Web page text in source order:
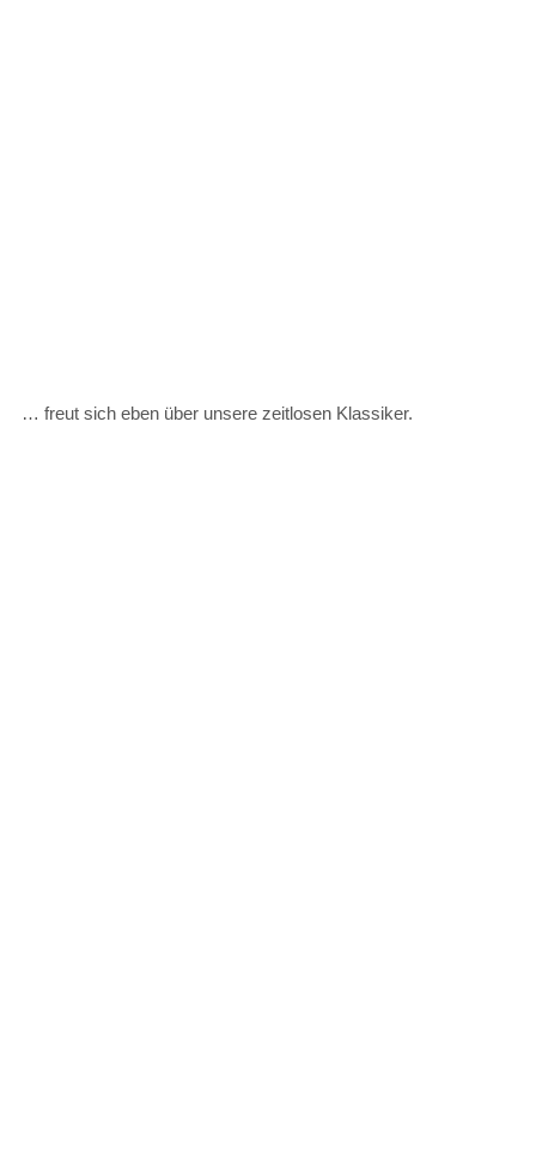
… freut sich eben über unsere zeitlosen Klassiker.